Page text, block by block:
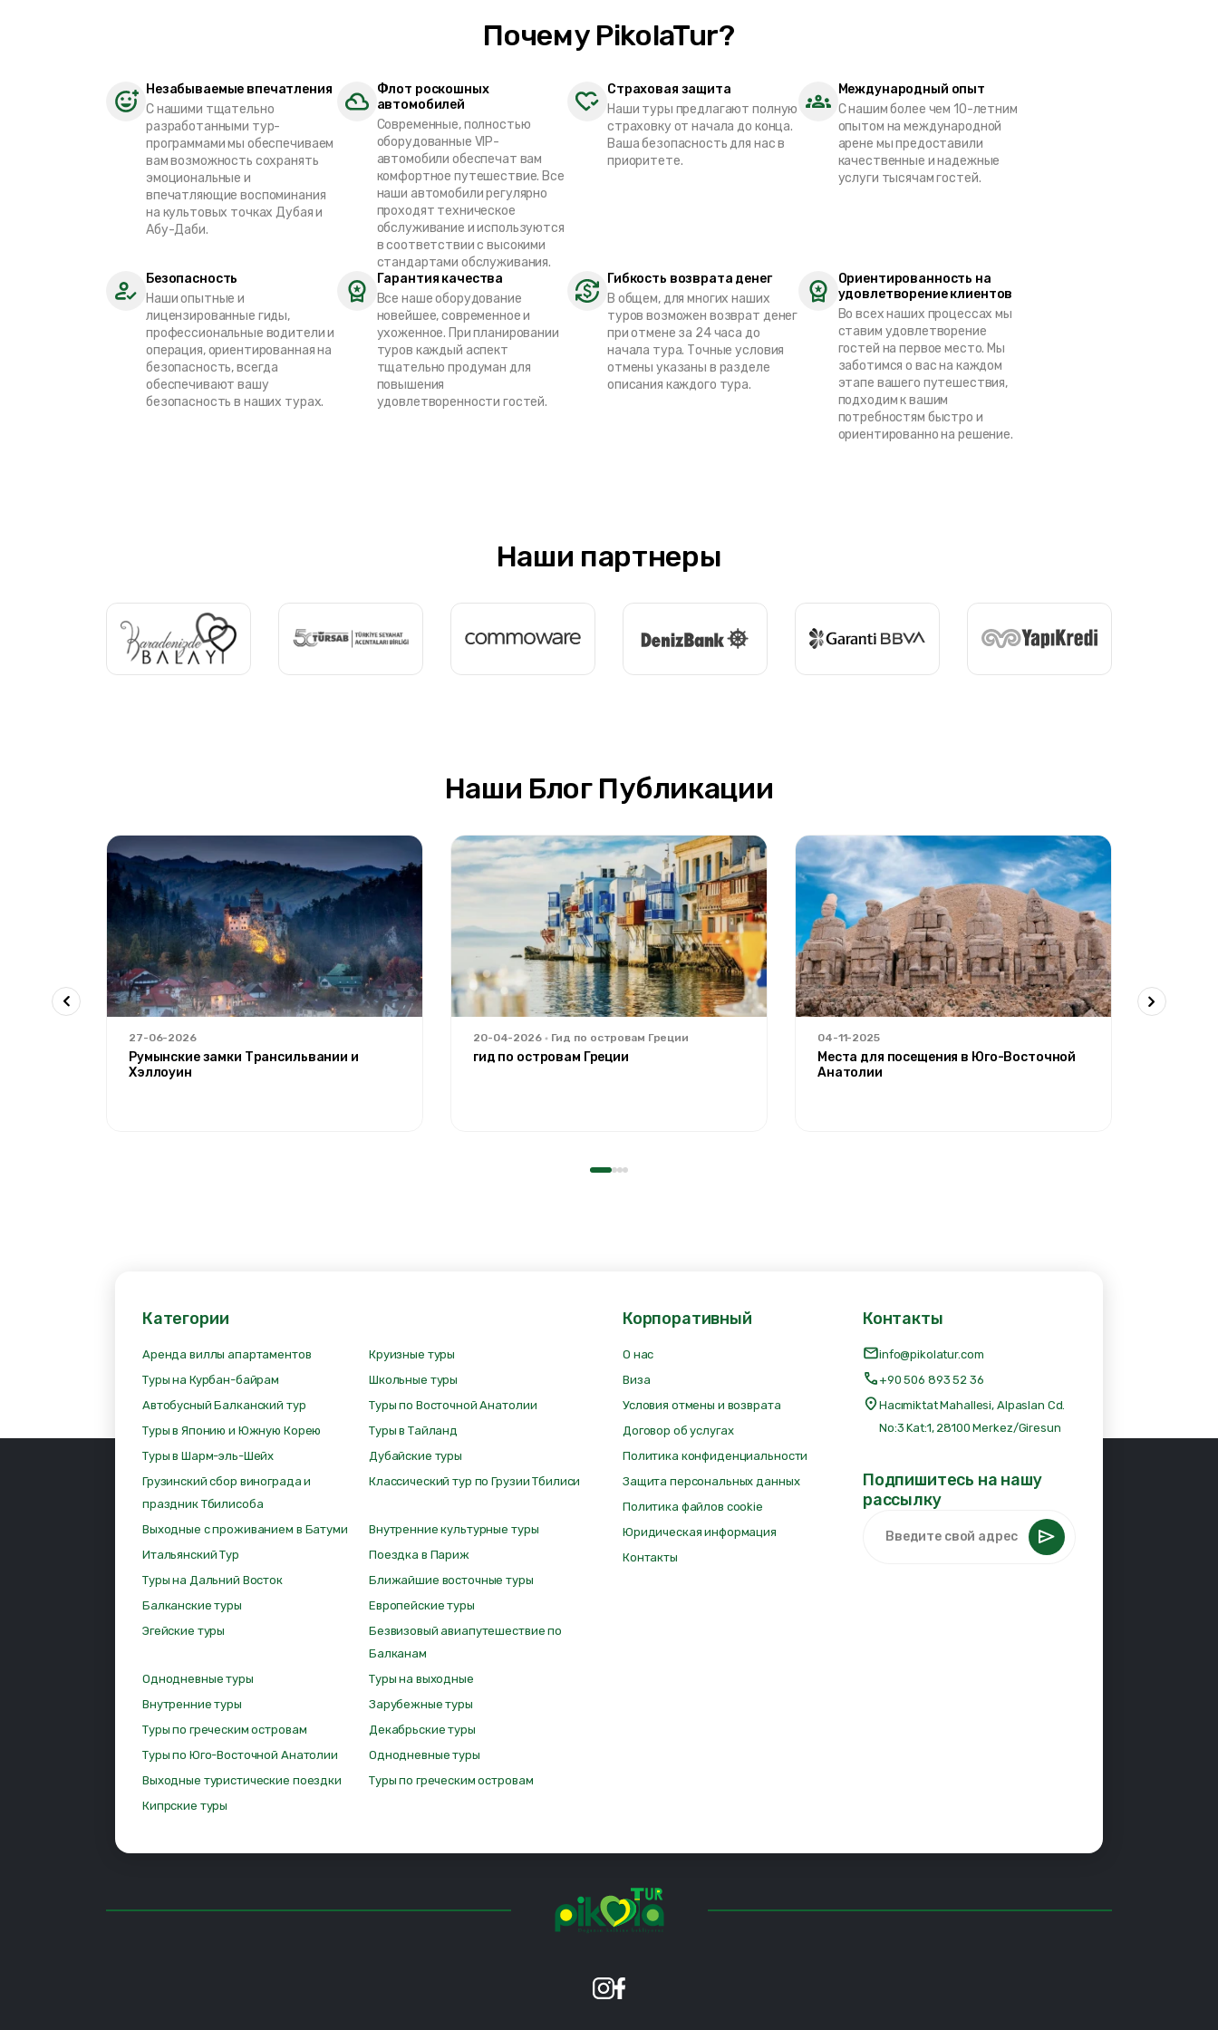
Почему PikolaTur?
Незабываемые впечатления
С нашими тщательно
разработанными тур-
программами мы обеспечиваем
вам возможность сохранять
эмоциональные и
впечатляющие воспоминания
на культовых точках Дубая и
Абу-Даби.
Флот роскошных
автомобилей
Современные, полностью
оборудованные VIP-
автомобили обеспечат вам
комфортное путешествие. Все
наши автомобили регулярно
проходят техническое
обслуживание и используются
в соответствии с высокими
стандартами обслуживания.
Страховая защита
Наши туры предлагают полную
страховку от начала до конца.
Ваша безопасность для нас в
приоритете.
Международный опыт
С нашим более чем 10-летним
опытом на международной
арене мы предоставили
качественные и надежные
услуги тысячам гостей.
Безопасность
Наши опытные и
лицензированные гиды,
профессиональные водители и
операция, ориентированная на
безопасность, всегда
обеспечивают вашу
безопасность в наших турах.
Гарантия качества
Все наше оборудование
новейшее, современное и
ухоженное. При планировании
туров каждый аспект
тщательно продуман для
повышения
удовлетворенности гостей.
Гибкость возврата денег
В общем, для многих наших
туров возможен возврат денег
при отмене за 24 часа до
начала тура. Точные условия
отмены указаны в разделе
описания каждого тура.
Ориентированность на
удовлетворение клиентов
Во всех наших процессах мы
ставим удовлетворение
гостей на первое место. Мы
заботимся о вас на каждом
этапе вашего путешествия,
подходим к вашим
потребностям быстро и
ориентированно на решение.
Наши партнеры
Наши Блог Публикации
27-06-2026
Румынские замки Трансильвании и
Хэллоуин
20-04-2026 Гид по островам Греции
гид по островам Греции
04-11-2025
Места для посещения в Юго-Восточной
Анатолии
Категории
Аренда виллы апартаментов
Круизные туры
Туры на Курбан-байрам
Школьные туры
Автобусный Балканский тур
Туры по Восточной Анатолии
Туры в Японию и Южную Корею
Туры в Тайланд
Туры в Шарм-эль-Шейх
Дубайские туры
Грузинский сбор винограда и
праздник Тбилисоба
Классический тур по Грузии Тбилиси
Выходные с проживанием в Батуми
Внутренние культурные туры
Итальянский Тур
Поездка в Париж
Туры на Дальний Восток
Ближайшие восточные туры
Балканские туры
Европейские туры
Эгейские туры
Безвизовый авиапутешествие по
Балканам
Однодневные туры
Туры на выходные
Внутренние туры
Зарубежные туры
Туры по греческим островам
Декабрьские туры
Туры по Юго-Восточной Анатолии
Однодневные туры
Выходные туристические поездки
Туры по греческим островам
Кипрские туры
Корпоративный
О нас
Виза
Условия отмены и возврата
Договор об услугах
Политика конфиденциальности
Защита персональных данных
Политика файлов cookie
Юридическая информация
Контакты
Контакты
info@pikolatur.com
+90 506 893 52 36
Hacımiktat Mahallesi, Alpaslan Cd.
No:3 Kat:1, 28100 Merkez/Giresun
Подпишитесь на нашу
рассылку